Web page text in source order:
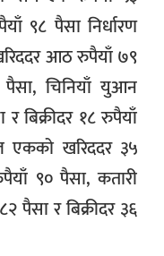
९८ पैसा निर्धारण
आठ रुपैयाँ ७९
चिनियाँ युआन
बिक्रीदर १८ रुपैयाँ
एकको खरिददर ३५
९० पैसा, कतारी
पैसा र बिक्रीदर ३६